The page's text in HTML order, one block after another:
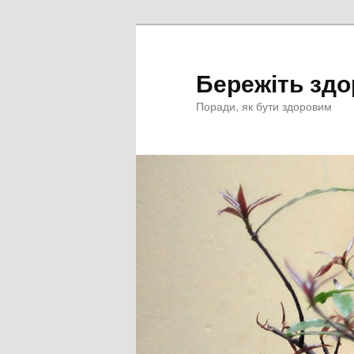
Бережіть
Поради, як бути здоровим